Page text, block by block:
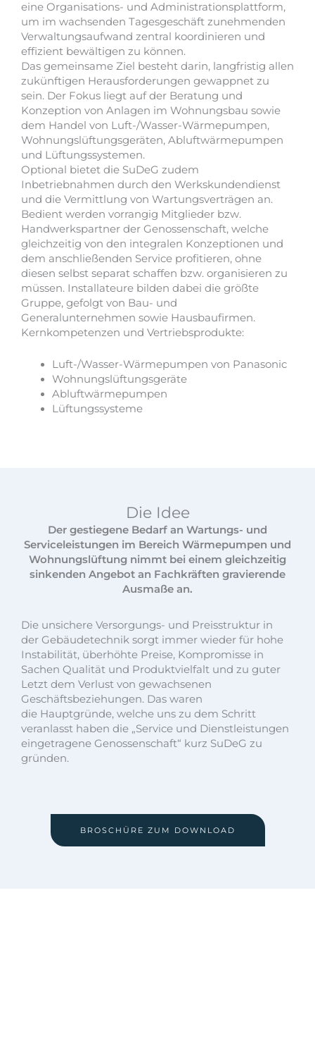
eine Organisations- und Administrationsplattform,
um im wachsenden Tagesgeschäft zunehmenden
Verwaltungsaufwand zentral koordinieren und
effizient bewältigen zu können.
Das gemeinsame Ziel besteht darin, langfristig allen
zukünftigen Herausforderungen gewappnet zu
sein. Der Fokus liegt auf der Beratung und
Konzeption von Anlagen im Wohnungsbau sowie
dem Handel von Luft-/Wasser-Wärmepumpen,
Wohnungslüftungsgeräten, Abluftwärmepumpen
und Lüftungssystemen.
Optional bietet die SuDeG zudem
Inbetriebnahmen durch den Werkskundendienst
und die Vermittlung von Wartungsverträgen an.
Bedient werden vorrangig Mitglieder bzw.
Handwerkspartner der Genossenschaft, welche
gleichzeitig von den integralen Konzeptionen und
dem anschließenden Service profitieren, ohne
diesen selbst separat schaffen bzw. organisieren zu
müssen. Installateure bilden dabei die größte
Gruppe, gefolgt von Bau- und
Generalunternehmen sowie Hausbaufirmen.
Kernkompetenzen und Vertriebsprodukte:
Luft-/Wasser-Wärmepumpen von Panasonic
Wohnungslüftungsgeräte
Abluftwärmepumpen
Lüftungssysteme
Die Idee
Der gestiegene Bedarf an Wartungs- und
Serviceleistungen im Bereich Wärmepumpen und
Wohnungslüftung nimmt bei einem gleichzeitig
sinkenden Angebot an Fachkräften gravierende
Ausmaße an.
Die unsichere Versorgungs- und Preisstruktur in
der Gebäudetechnik sorgt immer wieder für hohe
Instabilität, überhöhte Preise, Kompromisse in
Sachen Qualität und Produktvielfalt und zu guter
Letzt dem Verlust von gewachsenen
Geschäftsbeziehungen. Das waren
die Hauptgründe, welche uns zu dem Schritt
veranlasst haben die „Service und Dienstleistungen
eingetragene Genossenschaft“ kurz SuDeG zu
gründen.
BROSCHÜRE ZUM DOWNLOAD